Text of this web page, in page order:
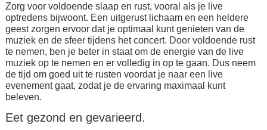
Zorg voor voldoende slaap en rust, vooral als je live
optredens bijwoont. Een uitgerust lichaam en een heldere
geest zorgen ervoor dat je optimaal kunt genieten van de
muziek en de sfeer tijdens het concert. Door voldoende rust
te nemen, ben je beter in staat om de energie van de live
muziek op te nemen en er volledig in op te gaan. Dus neem
de tijd om goed uit te rusten voordat je naar een live
evenement gaat, zodat je de ervaring maximaal kunt
beleven.
Eet gezond en gevarieerd.